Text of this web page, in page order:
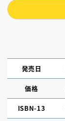
発売日
価格
ISBN-13